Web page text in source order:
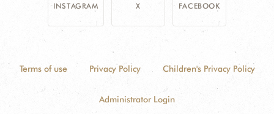
INSTAGRAM X FACEBOOK
Terms of use Privacy Policy Children's Privacy Policy
Administrator Login